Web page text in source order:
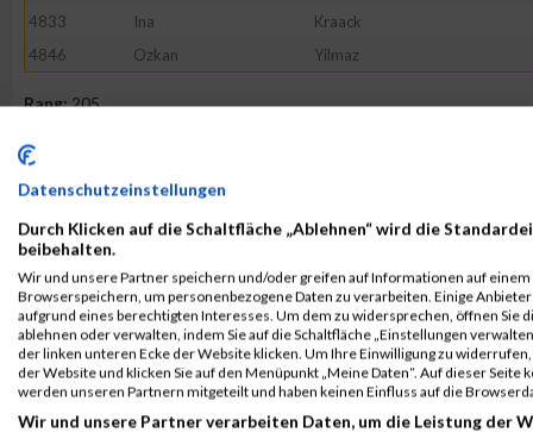
4833
Ina Kraack
4846
Ozkan Yilmaz
Rang:205.
zur Zeitmessung
Manuel Hembd
Datenschutzeinstellungen
Durch Klicken auf die Schaltfläche „Ablehnen“ wird die
beibehalten.
Wir und unsere Partner speichern und/oder greifen auf Informationen auf einem
Browserspeichern, um personenbezogene Daten zu verarbeiten. Einige
aufgrund eines berechtigten Interesses. Um dem zu widersprechen, öffnen Sie
ablehnen oder verwalten, indem Sie auf die Schaltfläche „Einstellungen
der linken unteren Ecke der Website klicken. Um Ihre Einwilligung zu
der Website und klicken Sie auf den Menüpunkt „Meine Daten“. Auf dieser
werden unseren Partnern mitgeteilt und haben keinen Einfluss auf die
Wir und unsere Partner verarbeiten Daten, um die Leistung der